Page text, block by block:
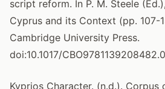
script reform. In P. M. Steele
Cyprus and its Context (pp. 107-
Cambridge University Press.
doi:10.1017/
Kyprios Character. (n.d.).